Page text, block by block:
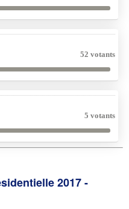
52 votants
5 votants
2017 -